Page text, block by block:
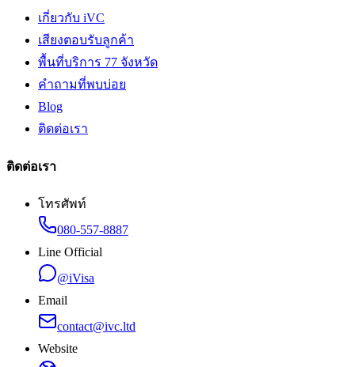
เกี่ยวกับ iVC
เสียงตอบรับลูกค้า
พื้นที่บริการ 77 จังหวัด
คำถามที่พบบ่อย
Blog
ติดต่อเรา
ติดต่อเรา
โทรศัพท์
080-557-8887
Line Official
@iVisa
Email
contact@ivc.ltd
Website